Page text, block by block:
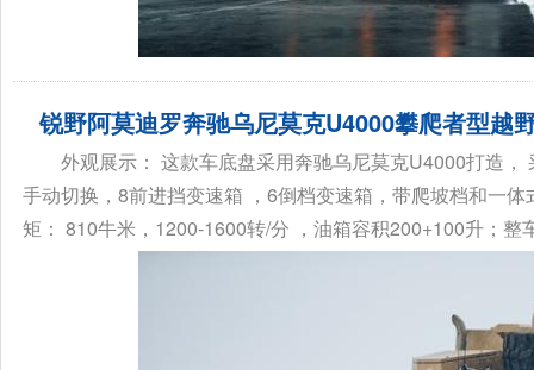
锐野阿莫迪罗奔驰乌尼莫克U4000攀爬者型越
外观展示： 这款车底盘采用奔驰乌尼莫克U4000打造
手动切换，8前进挡变速箱 ，6倒档变速箱，带爬坡档和一
矩： 810牛米，1200-1600转/分 ，油箱容积200+100升；整